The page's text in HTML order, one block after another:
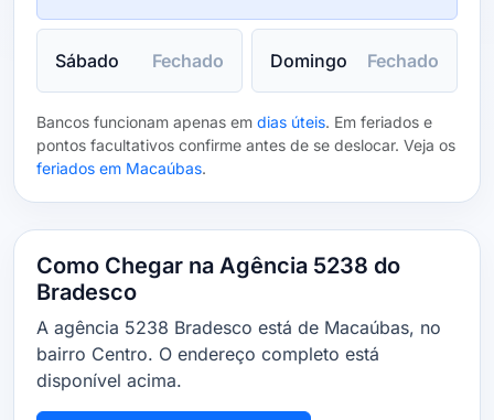
Sábado Fechado Domingo Fechado
Bancos funcionam apenas em dias úteis. Em feriados e
pontos facultativos confirme antes de se deslocar. Veja os
feriados em Macaúbas.
Como Chegar na Agência 5238 do
Bradesco
A agência 5238 Bradesco está de Macaúbas, no
bairro Centro. O endereço completo está
disponível acima.